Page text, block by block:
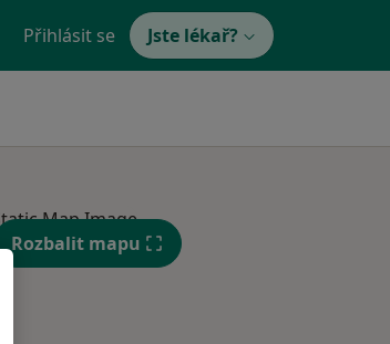
Přihlásit se Jste lékař?
Rozbalit mapu